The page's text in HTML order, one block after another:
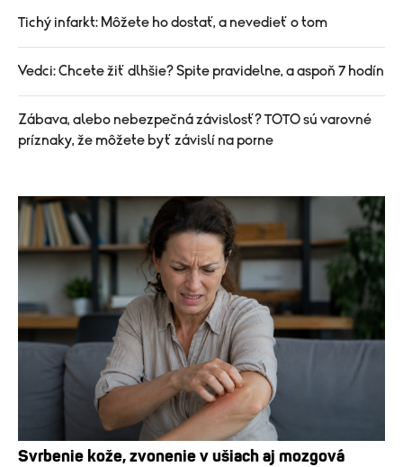
Tichý infarkt: Môžete ho dostať, a nevedieť o tom
Vedci: Chcete žiť dlhšie? Spite pravidelne, a aspoň 7 hodín
Zábava, alebo nebezpečná závislosť? TOTO sú varovné
príznaky, že môžete byť závislí na porne
Svrbenie kože, zvonenie v ušiach aj mozgová